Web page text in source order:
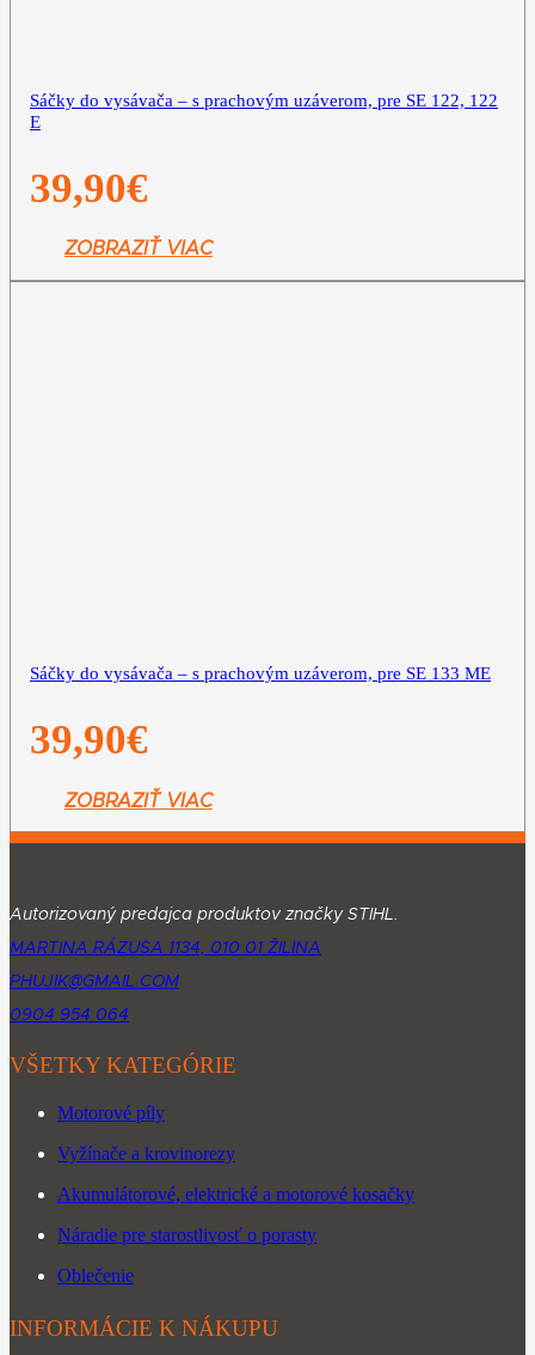
Sáčky do vysávača – s prachovým uzáverom, pre SE 122, 122
E
39,90€
ZOBRAZIŤ VIAC
Sáčky do vysávača – s prachovým uzáverom, pre SE 133 ME
39,90€
ZOBRAZIŤ VIAC
Autorizovaný predajca produktov značky STIHL.
MARTINA RÁZUSA 1134, 010 01 ŽILINA
PHUJIK@GMAIL.COM
0904 954 064
VŠETKY KATEGÓRIE
Motorové píly
Vyžínače a krovinorezy
Akumulátorové, elektrické a motorové kosačky
Náradie pre starostlivosť o porasty
Oblečenie
INFORMÁCIE K NÁKUPU